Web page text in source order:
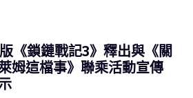
《鎖鏈戰記3》釋出與《關
姆這檔事》聯乘活動宣傳